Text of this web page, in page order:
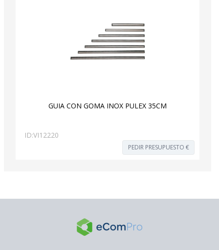
GUIA CON GOMA INOX PULEX 35CM
ID:VI12220
PEDIR PRESUPUESTO €